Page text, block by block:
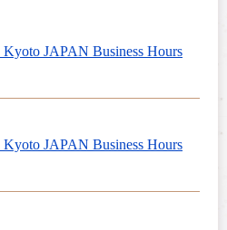
JAPAN Business Hours
JAPAN Business Hours